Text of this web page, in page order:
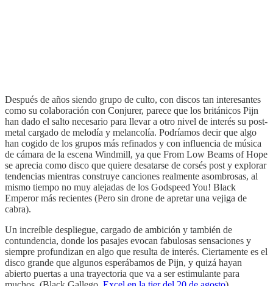
Después de años siendo grupo de culto, con discos tan interesantes
como su colaboración con Conjurer, parece que los británicos Pijn
han dado el salto necesario para llevar a otro nivel de interés su post-
metal cargado de melodía y melancolía. Podríamos decir que algo
han cogido de los grupos más refinados y con influencia de música
de cámara de la escena Windmill, ya que From Low Beams of Hope
se aprecia como disco que quiere desatarse de corsés post y explorar
tendencias mientras construye canciones realmente asombrosas, al
mismo tiempo no muy alejadas de los Godspeed You! Black
Emperor más recientes (Pero sin drone de apretar una vejiga de
cabra).
Un increíble despliegue, cargado de ambición y también de
contundencia, donde los pasajes evocan fabulosas sensaciones y
siempre profundizan en algo que resulta de interés. Ciertamente es el
disco grande que algunos esperábamos de Pijn, y quizá hayan
abierto puertas a una trayectoria que va a ser estimulante para